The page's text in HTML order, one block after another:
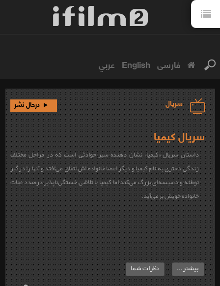
فارسی English عربي
سریال درحال نشر
سریال کیمیا
داستان سریال «کیمیا» نشان دهنده سیر حوادثی است که در مراحل مختلف
زندگی دختری به نام کیمیا و دیگر اعضا خانواده اش اتفاق می‌افتد و آنها را درگیر
توطئه و دسیسه‌ای بزرگ می‌کند اما کیمیا با تلاشی خستگی‌ناپذیر درصدد نجات
خانواده خویش برمی‌آید.
بیشتر... نظرات شما